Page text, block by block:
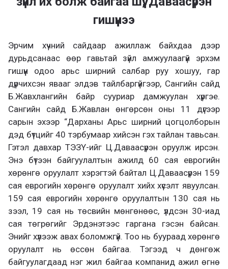
гишүүнээ
Эрчим хүчний сайдаар ажиллаж байхдаа дээр
дурьдсанаас өөр гавьтай зүйл амжуулаагүй эрхэм
гишүүн одоо арьс ширний салбар руу хошуу, гар
дүрчихсэн явааг элдэв тайлбаргүйгээр, Сангийн сайд
Б.Жавхлангийн байр сууриар дамжуулан хүргэе.
Сангийн сайд Б.Жавлан өнгөрсөн оны 11 дүгээр
сарын эхээр “Дарханы Арьс ширний цогцолборын
дэд бүтцийг 40 тэрбумаар хийсэн гэх тайлан тавьсан.
Гэтэл давхар ТЭЗҮ-ийг Ц.Даваасүрэн оруулж ирсэн.
Энэ бүтээн байгуулалтын ажилд 60 сая еврогийн
хөрөнгө оруулалт хэрэгтэй байтал Ц.Даваасүрэн 159
сая еврогийн хөрөнгө оруулалт хийх хүсэлт явуулсан.
159 сая еврогийн хөрөнгө оруулалтын 130 сая нь
зээл, 19 сая нь төсвийн мөнгөнөөс, үлдсэн 30-иад
сая төгрөгийг Эрдэнэтээс гаргана гэсэн байсан.
Энийг хүлээж авах боломжгүй. Тоо нь буураад хөрөнгө
оруулалт нь өссөн байгаа. Тэгээд ч дөнгөж
байгуулагдаад нэг жил байгаа компанид ажил өгнө